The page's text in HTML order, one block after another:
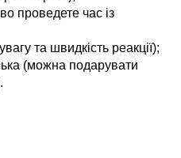
проведете час із
та швидкість реакції);
(можна подарувати